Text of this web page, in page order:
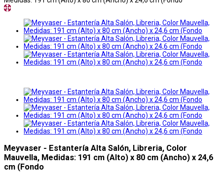
Meyvaser - Estantería Alta Salón, Libreria, Color
Mauvella, Medidas: 191 cm (Alto) x 80 cm (Ancho) x 24,6
cm (Fondo